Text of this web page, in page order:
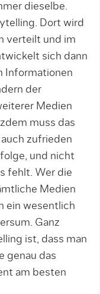
dieselbe.
Dort wird
verteilt und im
sich dann
Informationen
der
Medien
muss das
zufrieden
und nicht
fehlt. Wer die
Medien
ein wesentlich
Ganz
ist, dass man
genau das
am besten